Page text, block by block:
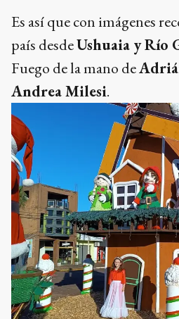
Es así que con imágenes
país desdeUshuaia y Río
Fuego de la mano de
Andrea Milesi.